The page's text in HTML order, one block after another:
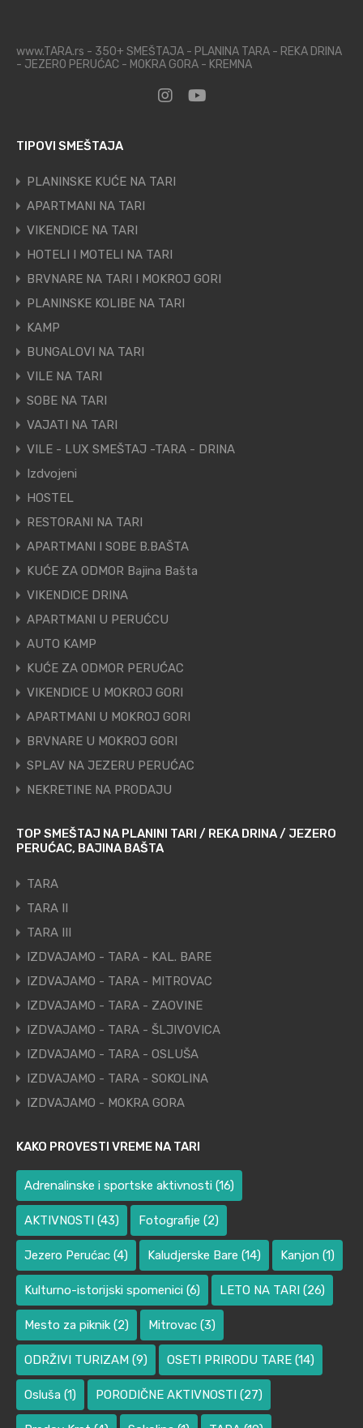
www.TARA.rs - 350+ SMEŠTAJA - PLANINA TARA - REKA DRINA
- JEZERO PERUĆAC - MOKRA GORA - KREMNA
TIPOVI SMEŠTAJA
PLANINSKE KUĆE NA TARI
APARTMANI NA TARI
VIKENDICE NA TARI
HOTELI I MOTELI NA TARI
BRVNARE NA TARI I MOKROJ GORI
PLANINSKE KOLIBE NA TARI
KAMP
BUNGALOVI NA TARI
VILE NA TARI
SOBE NA TARI
VAJATI NA TARI
VILE - LUX SMEŠTAJ -TARA - DRINA
Izdvojeni
HOSTEL
RESTORANI NA TARI
APARTMANI I SOBE B.BAŠTA
KUĆE ZA ODMOR Bajina Bašta
VIKENDICE DRINA
APARTMANI U PERUĆCU
AUTO KAMP
KUĆE ZA ODMOR PERUĆAC
VIKENDICE U MOKROJ GORI
APARTMANI U MOKROJ GORI
BRVNARE U MOKROJ GORI
SPLAV NA JEZERU PERUĆAC
NEKRETINE NA PRODAJU
TOP SMEŠTAJ NA PLANINI TARI / REKA DRINA / JEZERO
PERUĆAC, BAJINA BAŠTA
TARA
TARA II
TARA III
IZDVAJAMO - TARA - KAL. BARE
IZDVAJAMO - TARA - MITROVAC
IZDVAJAMO - TARA - ZAOVINE
IZDVAJAMO - TARA - ŠLJIVOVICA
IZDVAJAMO - TARA - OSLUŠA
IZDVAJAMO - TARA - SOKOLINA
IZDVAJAMO - MOKRA GORA
KAKO PROVESTI VREME NA TARI
Adrenalinske i sportske aktivnosti (16)
AKTIVNOSTI (43) Fotografije (2)
Jezero Perućac (4) Kaludjerske Bare (14) Kanjon (1)
Kulturno-istorijski spomenici (6) LETO NA TARI (26)
Mesto za piknik (2) Mitrovac (3)
ODRŽIVI TURIZAM (9) OSETI PRIRODU TARE (14)
Osluša (1) PORODIČNE AKTIVNOSTI (27)